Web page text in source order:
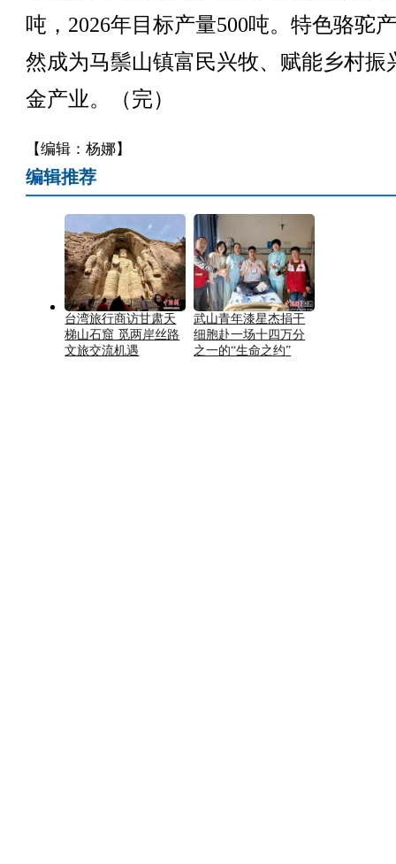
吨，2026年目标产量500吨。特色骆驼
然成为马鬃山镇富民兴牧、赋能乡村振
金产业。（完）
【编辑：杨娜】
编辑推荐
台湾旅行商访甘肃天
梯山石窟 觅两岸丝路
文旅交流机遇
武山青年漆星杰捐干
细胞赴一场十四万分
之一的“生命之约”